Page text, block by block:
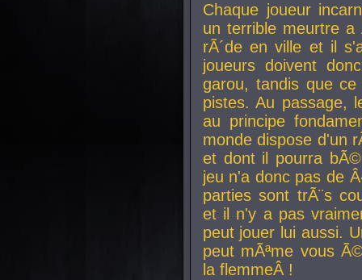
Chaque joueur
un terrible meurtre
rÃ´de en ville et il
joueurs doivent
garou, tandis que
pistes. Au passage,
au principe
monde dispose d'un
et dont il pourra
jeu n'a donc pas de
parties sont trÃ¨s
et il n'y a pas
peut jouer lui aussi.
peut mÃªme vous
la flemmeÂ !